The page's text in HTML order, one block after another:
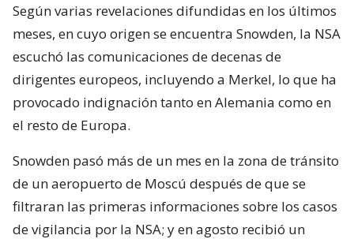
Según varias revelaciones difundidas en los últimos
meses, en cuyo origen se encuentra Snowden, la NSA
escuchó las comunicaciones de decenas de
dirigentes europeos, incluyendo a Merkel, lo que ha
provocado indignación tanto en Alemania como en
el resto de Europa.
Snowden pasó más de un mes en la zona de tránsito
de un aeropuerto de Moscú después de que se
filtraran las primeras informaciones sobre los casos
de vigilancia por la NSA; y en agosto recibió un